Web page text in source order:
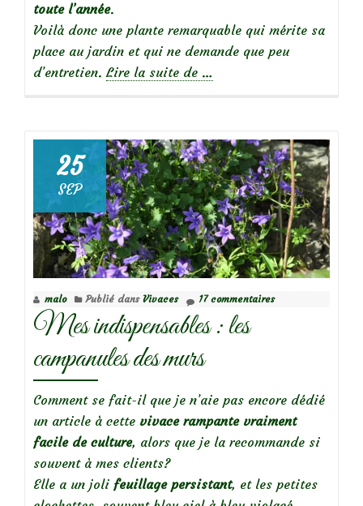
toute l’année.
Voilà donc une plante remarquable qui mérite sa
place au jardin et qui ne demande que peu
d’entretien. Lire la suite de à
:
les
Prêles
du
Japon
plantées
en
pot
…
25
SEP
malo Publié dans Vivaces 17 commentaires
Mes indispensables : les
campanules des murs
Comment se fait-il que je n’aie pas encore dédié
un article à cette vivace rampante vraiment
facile de culture, alors que je la recommande si
souvent à mes clients?
Elle a un joli feuillage persistant, et les petites